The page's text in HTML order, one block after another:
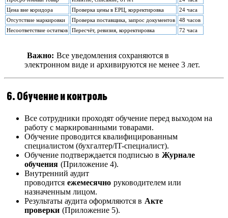
Цена вне коридора
Проверка цены в ЕРЦ, корректировка
24 часа
Отсутствие маркировки
Проверка поставщика, запрос документов
48 часов
Несоответствие остатков
Пересчёт, ревизия, корректировка 72 часа
Важно: Все уведомления сохраняются в
электронном виде и архивируются не менее 3 лет.
6. Обучение и контроль
Все сотрудники проходят обучение перед выходом на
работу с маркированными товарами.
Обучение проводится квалифицированным
специалистом (бухгалтер/IT-специалист).
Обучение подтверждается подписью в Журнале
обучения (Приложение 4).
Внутренний аудит
проводится ежемесячно руководителем или
назначенным лицом.
Результаты аудита оформляются в Акте
проверки (Приложение 5).